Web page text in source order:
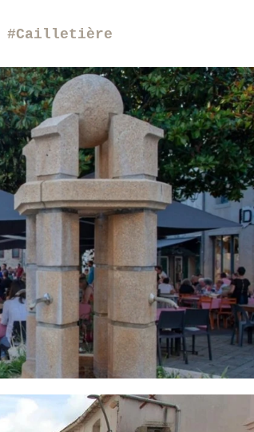
#Cailletière